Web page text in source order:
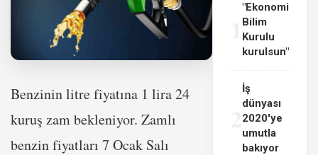
Benzinin litre fiyatına 1 lira 24
kuruş zam bekleniyor. Zamlı
benzin fiyatları 7 Ocak Salı
"Ekonomi
Bilim
Kurulu
kurulsun"
İş
dünyası
2020'ye
umutla
bakıyor